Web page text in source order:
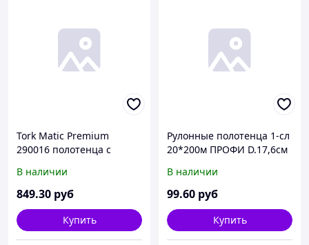
Tork Matic Premium
290016 полотенца с
рулонах 2-сл 100м (х6)
В наличии
849.30 руб
Купить
Рулонные полотенца 1-сл
20*200м ПРОФИ D.17,6см
В наличии
99.60 руб
Купить